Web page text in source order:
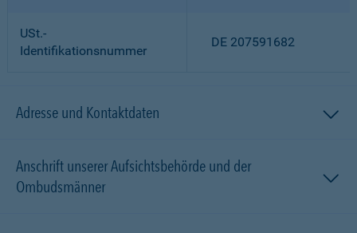
USt.-
Identifikationsnummer
DE 207591682
Adresse und Kontaktdaten
Anschrift unserer Aufsichtsbehörde und der
Ombudsmänner